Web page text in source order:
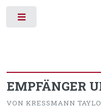
EMPFÄNGER
VON KRESSMANN